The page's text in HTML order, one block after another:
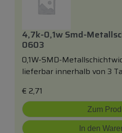
4,7k-0,1w Smd-
0603
0,1W-SMD-
lieferbar innerhalb von 3
€ 2,71
Zum
In den